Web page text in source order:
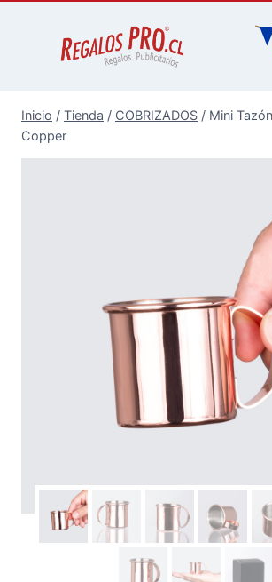
Inicio / Tienda / COBRIZADOS / Mini
Copper